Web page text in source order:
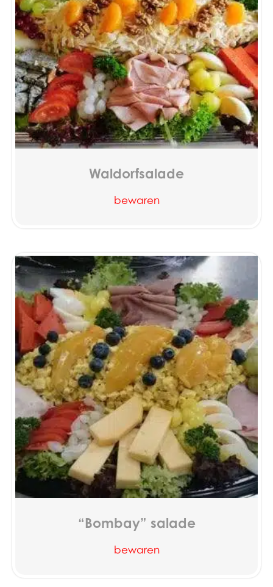
Waldorfsalade
bewaren
“Bombay” salade
bewaren